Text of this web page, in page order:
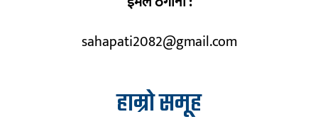
sahapati2082@gmail.com
हाम्रो समूह